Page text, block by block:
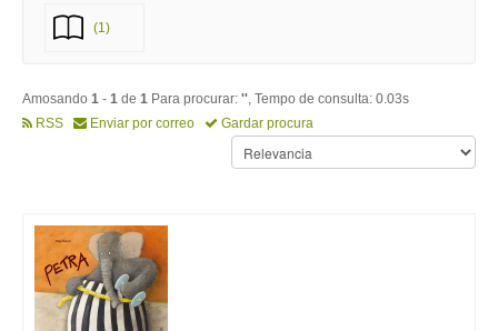
(1)
Amosando 1 - 1 de 1 Para procurar: '', Tempo de consulta: 0.03s
RSS
Enviar por correo Gardar procura